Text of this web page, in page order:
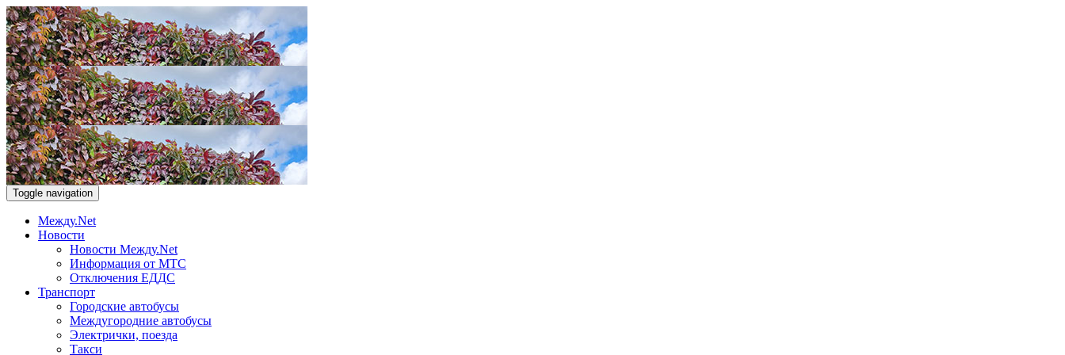
Toggle navigation
Между.Net
Новости
Новости Между.Net
Информация от МТС
Отключения ЕДДС
Транспорт
Городские автобусы
Междугородние автобусы
Электрички, поезда
Такси